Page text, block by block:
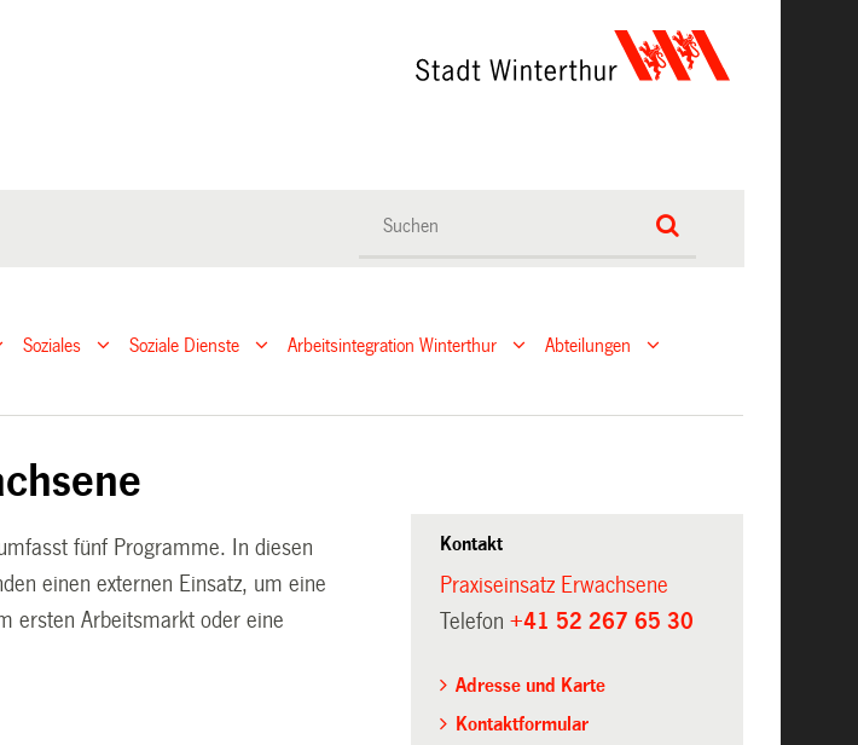
Soziales Soziale Dienste Arbeitsintegration Winterthur
Abteilungen
fünf Programme. In diesen
einen externen Einsatz, um eine
ersten Arbeitsmarkt oder eine
Kontakt
Praxiseinsatz Erwachsene
Telefon +41 52 267 65 30
Adresse und Karte
Kontaktformular